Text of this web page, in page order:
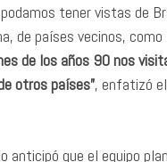
tener vistas de
de países vecinos, como
de los años 90 nos
otros países”, enfatizó
anticipó que el equipo